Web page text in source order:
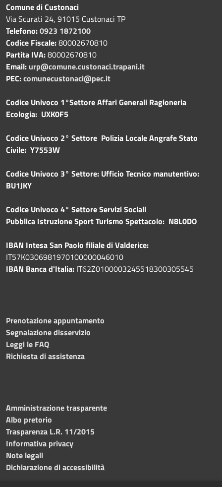
Comune di Custonaci
Via Scurati 24, 91015 Custonaci TP
Telefono:0923 1872100
Codice Fiscale:80002670810
Partita IVA:80002670810
Email: urp@comune.custonaci.trapani.it
PEC:comunecustonaci@pec.it
Codice Univoco 1°Settore Affari Generali Ragioneria
Ecologia: UXK0F5
Codice Univoco 2° Settore Polizia Locale Angrafe Stato
Civile: Y7553W
Codice Univoco 3° Settore: Ufficio Tecnico manutentivo:
BU1JKY
Codice Univoco 4° Settore Servizi Sociali
Pubblica Istruzione Sport Turismo Spettacolo: N8L0DO
IBAN Intesa San Paolo filiale di Valderice:
IT57K0306981970100000046010
IBAN Banca d'Italia: IT62Z0100003245518300305545
Prenotazione appuntamento
Segnalazione disservizio
Leggi le FAQ
Richiesta di assistenza
Amministrazione trasparente
Albo pretorio
Trasparenza L.R. 11/2015
Informativa privacy
Note legali
Dichiarazione di accessibilità